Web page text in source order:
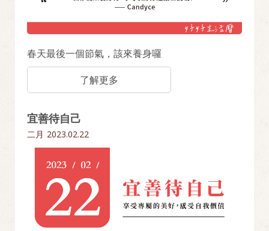
春天最後一個節氣，該來養身囉
了解更多
宜善待自己
二月 2023.02.22